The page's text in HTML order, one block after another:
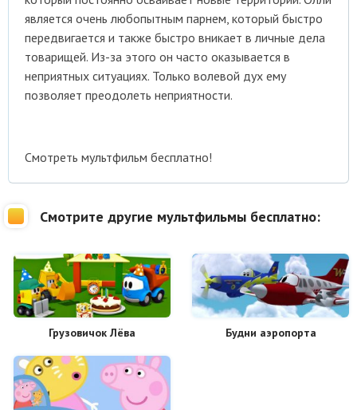
является очень любопытным парнем, который быстро
передвигается и также быстро вникает в личные дела
товарищей. Из-за этого он часто оказывается в
неприятных ситуациях. Только волевой дух ему
позволяет преодолеть неприятности.
Смотреть мультфильм бесплатно!
Смотрите другие мультфильмы бесплатно:
Грузовичок Лёва Будни аэропорта